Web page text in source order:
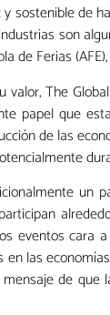
sostenible de
son
de Ferias
valor, The
papel que
de las
un
eventos cara
las
de